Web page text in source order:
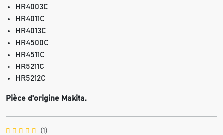
HR4003C
HR4011C
HR4013C
HR4500C
HR4511C
HR5211C
HR5212C
Pièce d'origine Makita.
(1)